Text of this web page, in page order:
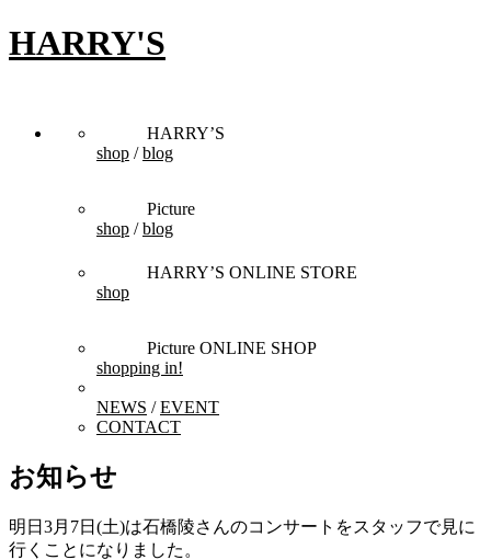
HARRY'S
HARRY’S
shop /blog
Picture
shop /blog
HARRY’S ONLINE STORE
shop
Picture ONLINE SHOP
shopping in!
NEWS /EVENT
CONTACT
お知らせ
明日3月7日(土)は石橋陵さんのコンサートをスタッフで見に
行くことになりました。